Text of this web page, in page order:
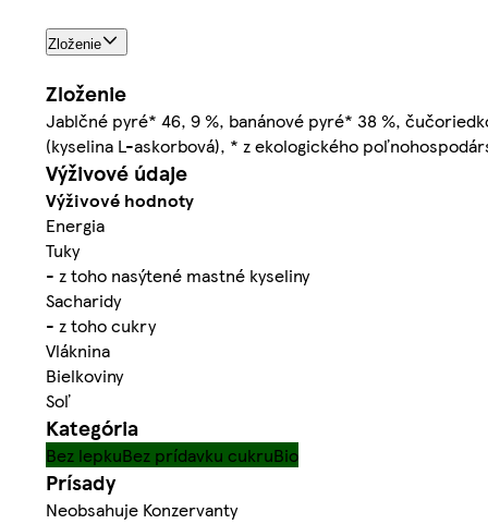
Zloženie
Zloženie
Jablčné pyré* 46, 9 %, banánové pyré* 38 %,
(kyselina L-askorbová), * z ekologického
Výživové údaje
Výživové hodnoty
Energia
Tuky
- z toho nasýtené mastné kyseliny
Sacharidy
- z toho cukry
Vláknina
Bielkoviny
Soľ
Kategória
Bez lepkuBez prídavku cukruBio
Prísady
Neobsahuje Konzervanty